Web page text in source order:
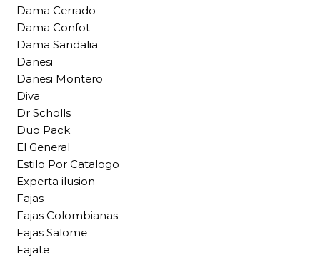
Dama Cerrado
Dama Confot
Dama Sandalia
Danesi
Danesi Montero
Diva
Dr Scholls
Duo Pack
El General
Estilo Por Catalogo
Experta ilusion
Fajas
Fajas Colombianas
Fajas Salome
Fajate